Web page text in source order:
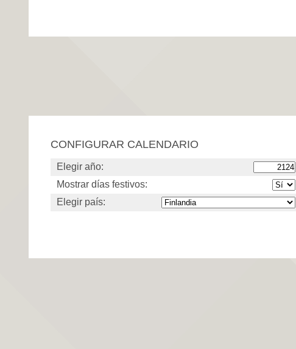
CONFIGURAR CALENDARIO
Elegir año:
Mostrar días festivos:
Elegir país: